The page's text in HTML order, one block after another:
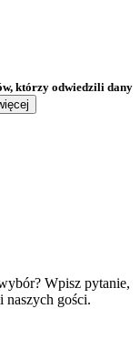
którzy odwiedzili dany
Wpisz pytanie,
naszych gości.